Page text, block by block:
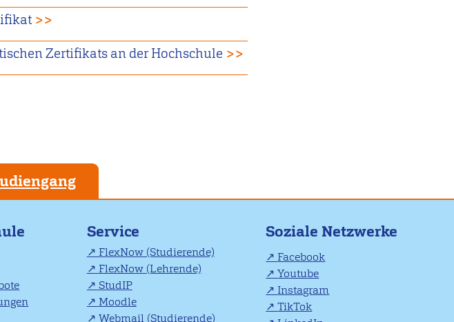
>>
Zertifikats an der Hochschule >>
Service
FlexNow (Studierende)
FlexNow (Lehrende)
StudIP
Moodle
Webmail (Studierende)
Soziale Netzwerke
Facebook
Youtube
Instagram
TikTok